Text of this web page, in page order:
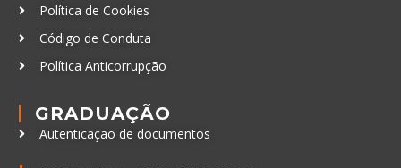
Política de Cookies
Código de Conduta
Política Anticorrupção
GRADUAÇÃO
Autenticação de documentos